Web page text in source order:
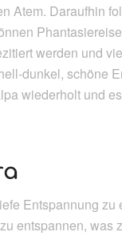
Atem. Daraufhin
werden und
dunkel, schöne
wiederholt und
Entspannung
entspannen,